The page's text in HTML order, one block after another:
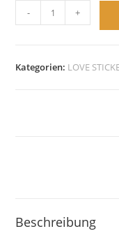
NONBINARY
Gender
- +
Kategorien: LOVE
Beschreibung